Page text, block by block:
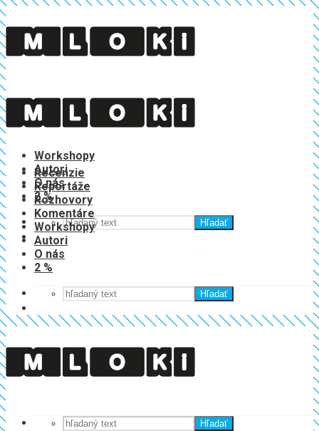
Recenzie
Reportáže
Rozhovory
Workshopy
Autori
O nás
2 %
Hľadať
Recenzie
Reportáže
Rozhovory
Komentáre
Workshopy
Autori
O nás
2 %
Hľadať
Hľadať